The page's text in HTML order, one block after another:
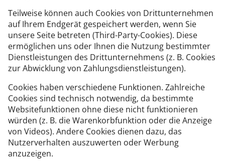
Teilweise können auch Cookies von Drittunternehmen
auf Ihrem Endgerät gespeichert werden, wenn Sie
unsere Seite betreten (Third-Party-Cookies). Diese
ermöglichen uns oder Ihnen die Nutzung bestimmter
Dienstleistungen des Drittunternehmens (z. B. Cookies
zur Abwicklung von Zahlungsdienstleistungen).
Cookies haben verschiedene Funktionen. Zahlreiche
Cookies sind technisch notwendig, da bestimmte
Websitefunktionen ohne diese nicht funktionieren
würden (z. B. die Warenkorbfunktion oder die Anzeige
von Videos). Andere Cookies dienen dazu, das
Nutzerverhalten auszuwerten oder Werbung
anzuzeigen.